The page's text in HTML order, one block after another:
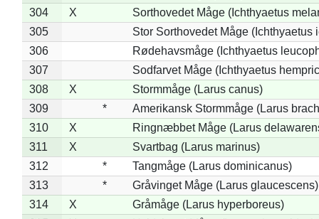
304
X
Sorthovedet Måge (Ichthyaetus
305
Stor Sorthovedet Måge (Ichthyaetus
306
Rødehavsmåge (Ichthyaetus
307
Sodfarvet Måge (Ichthyaetus
308
X
Stormmåge (Larus canus)
309
*
Amerikansk Stormmåge (Larus
310
X
Ringnæbbet Måge (Larus
311
X
Svartbag (Larus marinus)
312
*
Tangmåge (Larus dominicanus)
313
*
Gråvinget Måge (Larus glaucescens)
314
X
Gråmåge (Larus hyperboreus)